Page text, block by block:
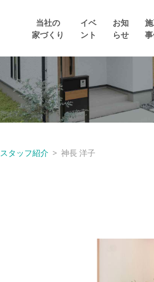
当社の
家づくり
イベ
ント
お知
らせ
スタッフ紹介 神長 洋子